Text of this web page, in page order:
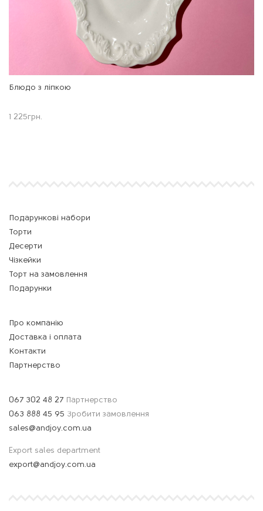
Блюдо з ліпкою
1 225грн.
Подарункові набори
Торти
Десерти
Чізкейки
Торт на замовлення
Подарунки
Про компанію
Доставка і оплата
Контакти
Партнерство
067 302 48 27 Партнерство
063 888 45 95 Зробити замовлення
sales@andjoy.com.ua
Export sales department
export@andjoy.com.ua